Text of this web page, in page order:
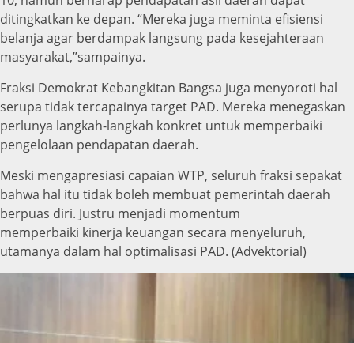
ditingkatkan ke depan. “Mereka juga meminta efisiensi
belanja agar berdampak langsung pada kesejahteraan
masyarakat,”sampainya.
Fraksi Demokrat Kebangkitan Bangsa juga menyoroti hal
serupa tidak tercapainya target PAD. Mereka menegaskan
perlunya langkah-langkah konkret untuk memperbaiki
pengelolaan pendapatan daerah.
Meski mengapresiasi capaian WTP, seluruh fraksi sepakat
bahwa hal itu tidak boleh membuat pemerintah daerah
berpuas diri. Justru menjadi momentum
memperbaiki kinerja keuangan secara menyeluruh,
utamanya dalam hal optimalisasi PAD. (Advektorial)